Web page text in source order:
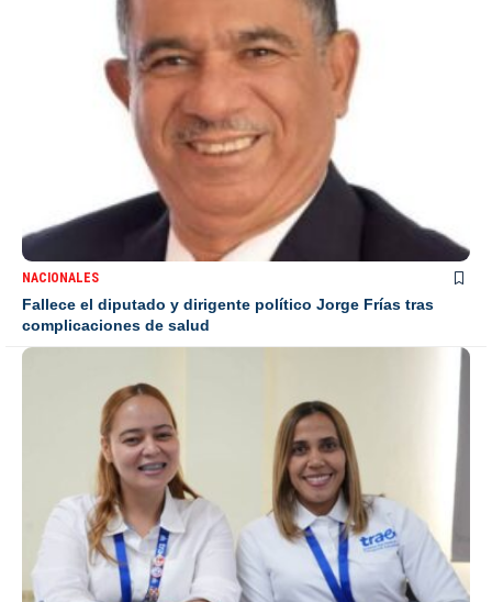
NACIONALES
Fallece el diputado y dirigente político Jorge Frías tras
complicaciones de salud